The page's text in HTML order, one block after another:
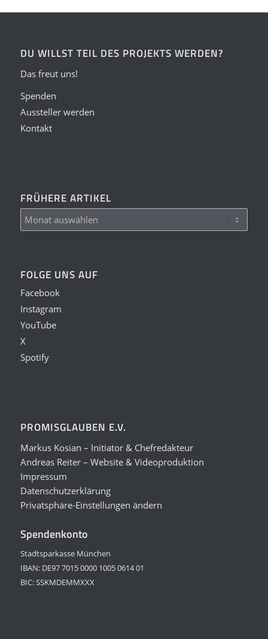
DU WILLST TEIL DES PROJEKTS WERDEN?
Das freut uns!
Spenden
Aussteller werden
Kontakt
FRÜHERE ARTIKEL
FOLGE UNS AUF
Facebook
Instagram
YouTube
X
Spotify
PROMISGLAUBEN E.V.
Markus Kosian – Initiator & Chefredakteur
Andreas Reiter – Website & Videoproduktion
Impressum
Datenschutzerklärung
Privatsphäre-Einstellungen ändern
Spendenkonto
Stadtsparkasse München
IBAN: DE97 7015 0000 1005 0614 01
BIC: SSKMDEMMXXX